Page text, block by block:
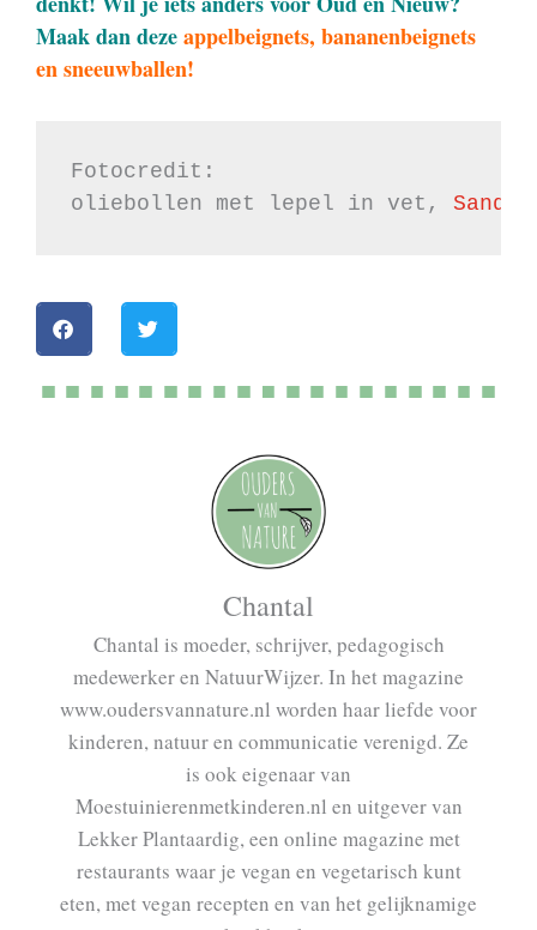
Maak dan dezeappelbeignets, bananenbeignets
en sneeuwballen!
Fotocredit:
oliebollen met lepel in vet,
Chantal
Chantal is moeder, schrijver, pedagogisch
medewerker en NatuurWijzer. In het magazine
www.oudersvannature.nl worden haar liefde voor
kinderen, natuur en communicatie verenigd. Ze
is ook eigenaar van
Moestuinierenmetkinderen.nl en uitgever van
Lekker Plantaardig, een online magazine met
restaurants waar je vegan en vegetarisch kunt
eten, met vegan recepten en van het gelijknamige